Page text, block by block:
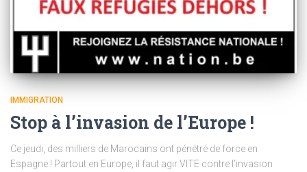
IMMIGRATION
Stop à l’invasion de l’Europe !
Ce jeudi, des milliers de Marocains ont pénétré de force en
Espagne ! Partout en Europe, il faut agir VITE contre l’invasion